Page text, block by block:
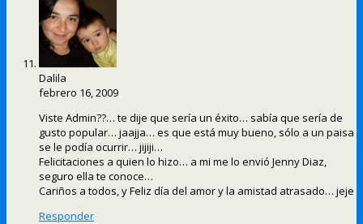
Dalila
febrero 16, 2009
Viste Admin??… te dije que sería un éxito… sabía que sería de
gusto popular… jaajja… es que está muy bueno, sólo a un paisa
se le podía ocurrir… jijiji…
Felicitaciones a quien lo hizo… a mi me lo envió Jenny Diaz,
seguro ella te conoce…
Cariños a todos, y Feliz día del amor y la amistad atrasado… jeje
Responder